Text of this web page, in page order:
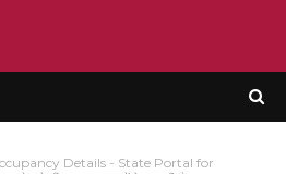
Details - State Portal for